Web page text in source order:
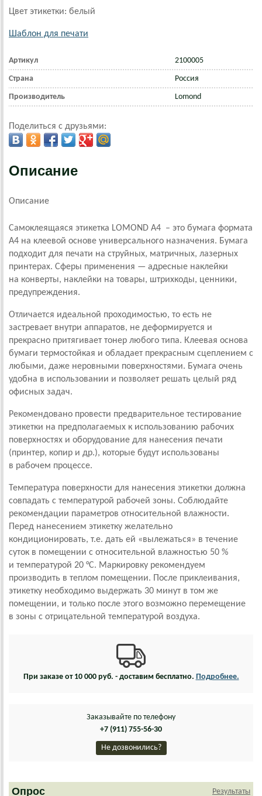
Цвет этикетки: белый
Шаблон для печати
Артикул 2100005
Страна Россия
Производитель Lomond
Поделиться с друзьями:
Описание
Описание
Самоклеящаяся этикетка LOMOND А4 – это бумага формата
А4 на клеевой основе универсального назначения. Бумага
подходит для печати на струйных, матричных, лазерных
принтерах. Сферы применения — адресные наклейки
на конверты, наклейки на товары, штрихкоды, ценники,
предупреждения.
Отличается идеальной проходимостью, то есть не
застревает внутри аппаратов, не деформируется и
прекрасно притягивает тонер любого типа. Клеевая основа
бумаги термостойкая и обладает прекрасным сцеплением с
любыми, даже неровными поверхностями. Бумага очень
удобна в использовании и позволяет решать целый ряд
офисных задач.
Рекомендовано провести предварительное тестирование
этикетки на предполагаемых к использованию рабочих
поверхностях и оборудование для нанесения печати
(принтер, копир и др.), которые будут использованы
в рабочем процессе.
Температура поверхности для нанесения этикетки должна
совпадать с температурой рабочей зоны. Соблюдайте
рекомендации параметров относительной влажности.
Перед нанесением этикетку желательно
кондиционировать, т.е. дать ей «вылежаться» в течение
суток в помещении с относительной влажностью 50 %
и температурой 20 °С. Маркировку рекомендуем
производить в теплом помещении. После приклеивания,
этикетку необходимо выдержать 30 минут в том же
помещении, и только после этого возможно перемещение
в зоны с отрицательной температурой воздуха.
При заказе от 10 000 руб. - доставим бесплатно. Подробнее.
Заказывайте по телефону
+7 (911) 755-56-30
Не дозвонились?
Опрос Результаты